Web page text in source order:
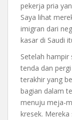
pekerja pria
Saya lihat
imigran dari
kasar di Saudi
Setelah hampir
tenda dan
terakhir yang
bagian dalam
menuju meja-
kresek.